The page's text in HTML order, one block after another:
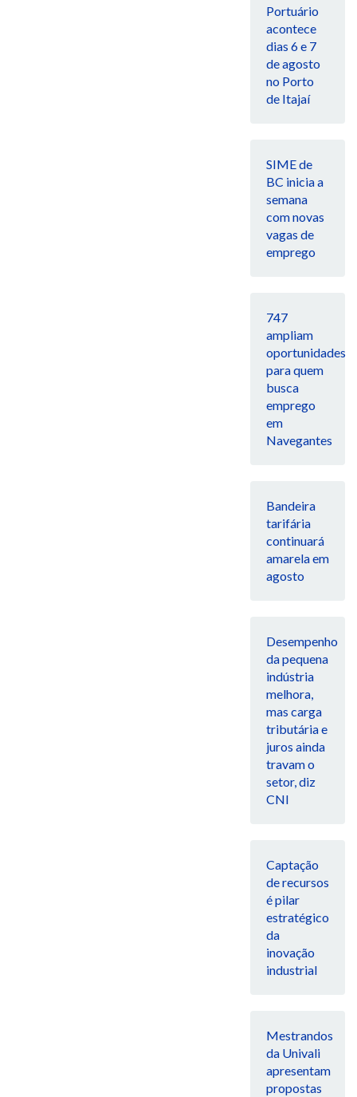
Portuário
acontece
dias 6 e 7
de agosto
no Porto
de Itajaí
SIME de
BC inicia a
semana
com novas
vagas de
emprego
747
ampliam
oportunidades
para quem
busca
emprego
em
Navegantes
Bandeira
tarifária
continuará
amarela em
agosto
Desempenho
da pequena
indústria
melhora,
mas carga
tributária e
juros ainda
travam o
setor, diz
CNI
Captação
de recursos
é pilar
estratégico
da
inovação
industrial
Mestrandos
da Univali
apresentam
propostas